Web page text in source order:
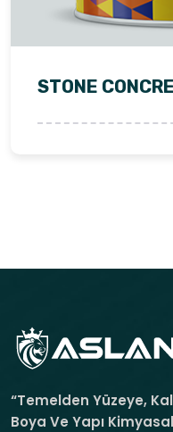
STONE
“Temelden Yüzeye,
Boya Ve Yapı